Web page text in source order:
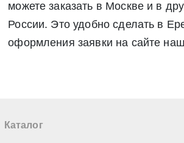
можете заказать в Москве и в
России. Это удобно сделать в
оформления заявки на сайте
Каталог